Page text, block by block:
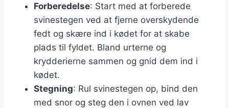
Forberedelse: Start med at forberede
svinestegen ved at fjerne overskydende
fedt og skære ind i kødet for at skabe
plads til fyldet. Bland urterne og
krydderierne sammen og gnid dem ind i
kødet.
Stegning: Rul svinestegen op, bind den
med snor og steg den i ovnen ved lav